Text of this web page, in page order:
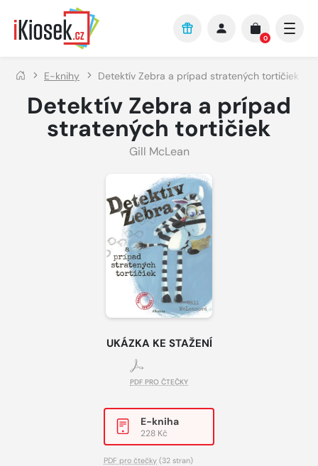
Přejít na hlavní obsah
0
E-knihy Detektív Zebra a prípad stratených tortičiek
Detektív Zebra a prípad
stratených tortičiek
Gill McLean
UKÁZKA KE STAŽENÍ
PDF PRO ČTEČKY
E-kniha
228 Kč
PDF pro čtečky (32 stran)